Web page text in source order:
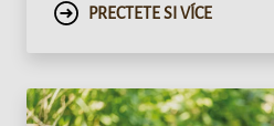
PRECTETE SI VÍCE